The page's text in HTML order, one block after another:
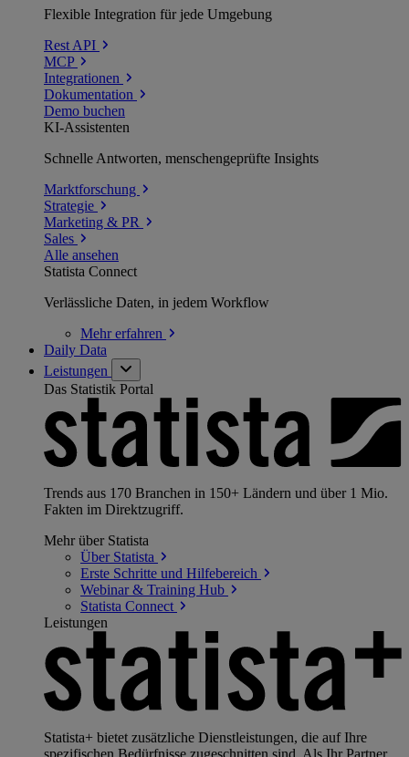
Flexible Integration für jede Umgebung
Rest API
MCP
Integrationen
Dokumentation
Demo buchen
KI-Assistenten
Schnelle Antworten, menschengeprüfte Insights
Marktforschung
Strategie
Marketing & PR
Sales
Alle ansehen
Statista Connect
Verlässliche Daten, in jedem Workflow
Mehrerfahren
Daily Data
Leistungen
Das Statistik Portal
Trends aus 170 Branchen in 150+ Ländern und über 1 Mio.
Fakten im Direktzugriff.
Mehr über Statista
Über Statista
Erste Schritte und Hilfebereich
Webinar & Training Hub
Statista Connect
Leistungen
Statista+ bietet zusätzliche Dienstleistungen, die auf Ihre
spezifischen Bedürfnisse zugeschnitten sind. Als Ihr Partner